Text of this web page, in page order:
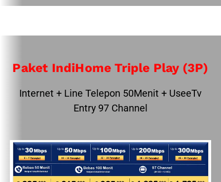
Paket IndiHome Triple Play (3P)
Internet + Line Telepon 50Menit + UseeTv
Entry 97 Channel